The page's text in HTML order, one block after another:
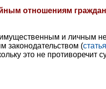
отношениям
имущественным и личным
законодательством (
это не